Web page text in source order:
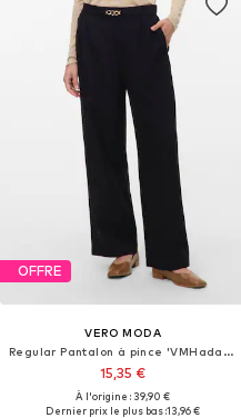
OFFRE
VERO MODA
Regular Pantalon à pince 'VMHadassa'
15,35 €
À l'origine : 39,90 €
Dernier prix le plus bas :13,96 €